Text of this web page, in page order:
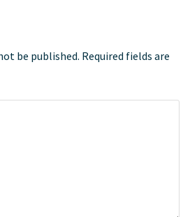
be published. Required fields are